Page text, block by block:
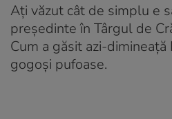
Aţi văzut cât de simplu e
preşedinte în Târgul de
Cum a găsit azi-
gogoşi pufoase.